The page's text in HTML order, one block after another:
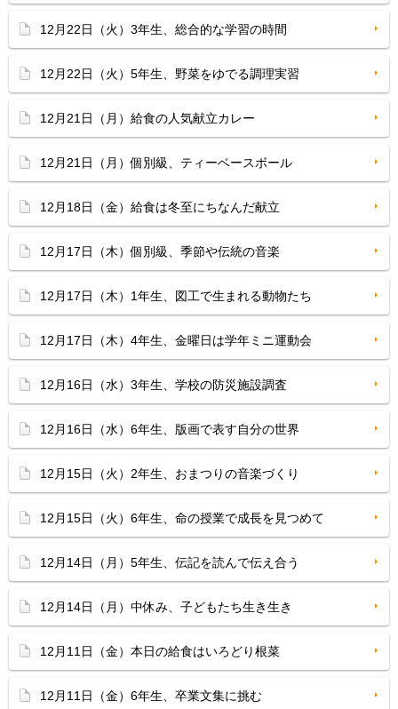
12月22日（火）3年生、総合的な学習の時間
12月22日（火）5年生、野菜をゆでる調理実習
12月21日（月）給食の人気献立カレー
12月21日（月）個別級、ティーベースボール
12月18日（金）給食は冬至にちなんだ献立
12月17日（木）個別級、季節や伝統の音楽
12月17日（木）1年生、図工で生まれる動物たち
12月17日（木）4年生、金曜日は学年ミニ運動会
12月16日（水）3年生、学校の防災施設調査
12月16日（水）6年生、版画で表す自分の世界
12月15日（火）2年生、おまつりの音楽づくり
12月15日（火）6年生、命の授業で成長を見つめて
12月14日（月）5年生、伝記を読んで伝え合う
12月14日（月）中休み、子どもたち生き生き
12月11日（金）本日の給食はいろどり根菜
12月11日（金）6年生、卒業文集に挑む